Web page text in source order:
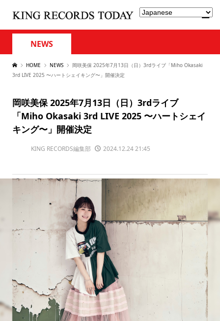
NEWS
HOME NEWS
岡咲美保 2025年7月13日（日）3rdライブ「Miho Okasaki
3rd LIVE 2025 〜ハートシェイキング〜」開催決定
岡咲美保 2025年7月13日（日）3rdライブ
「Miho Okasaki 3rd LIVE 2025 〜ハートシェイ
キング〜」開催決定
KING RECORDS編集部 2024.12.24 21:45